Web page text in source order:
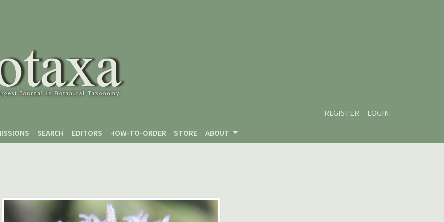
REGISTER
LOGIN
SEARCH EDITORS HOW-TO-ORDER STORE ABOUT